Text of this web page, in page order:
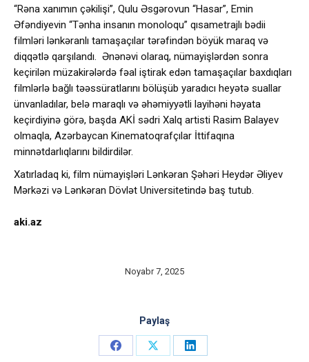
“Rəna xanımın çəkilişi”, Qulu Əsgərovun “Hasar”, Emin
Əfəndiyevin “Tənha insanın monoloqu” qısametrajlı bədii
filmləri lənkəranlı tamaşaçılar tərəfindən böyük maraq və
diqqətlə qarşılandı. Ənənəvi olaraq, nümayişlərdən sonra
keçirilən müzakirələrdə fəal iştirak edən tamaşaçılar baxdıqları
filmlərlə bağlı təəssüratlarını bölüşüb yaradıcı heyətə suallar
ünvanladılar, belə maraqlı və əhəmiyyətli layihəni həyata
keçirdiyinə görə, başda AKİ sədri Xalq artisti Rasim Balayev
olmaqla, Azərbaycan Kinematoqrafçılar İttifaqına
minnətdarlıqlarını bildirdilər.
Xatırladaq ki, film nümayişləri Lənkəran Şəhəri Heydər Əliyev
Mərkəzi və Lənkəran Dövlət Universitetində baş tutub.
aki.az
Noyabr 7, 2025
Paylaş
Share
Share
Share